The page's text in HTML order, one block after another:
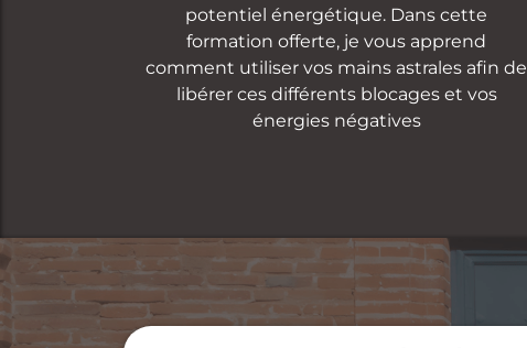
potentiel énergétique. Dans cette
formation offerte, je vous apprend
comment utiliser vos mains astrales afin de
libérer ces différents blocages et vos
énergies négatives